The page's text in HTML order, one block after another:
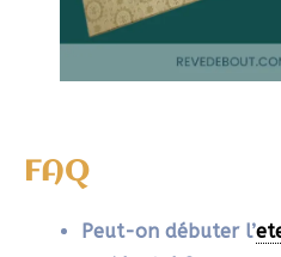
d’essayer sans me
appris plein de
partage 🙂
SYLVIE